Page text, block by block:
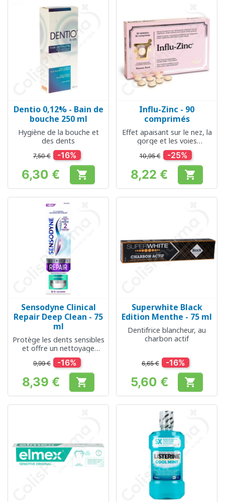
Dentio 0,12% - Bain de
bouche 250 ml
Hygiène de la bouche et
des dents
7,50 € -16%
Prix
6,30 € 
Influ-Zinc - 90
comprimés
Effet apaisant sur le nez, la
gorge et les voies
respiratoires
10,95 € -25%
Prix
8,22 € 
Sensodyne Clinical
Repair Deep Clean - 75
ml
Protège les dents sensibles
et offre un nettoyage
efficace
9,99 € -16%
Prix
8,39 € 
Superwhite Black
Edition Menthe - 75 ml
Dentifrice blancheur, au
charbon actif
6,65 € -16%
Prix
5,60 € 